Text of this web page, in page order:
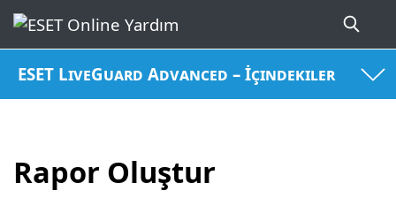
ESET LiveGuard Advanced – İçindekiler
Rapor Oluştur